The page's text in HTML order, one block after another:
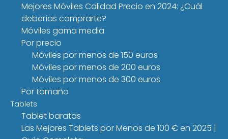
Mejores Móviles Calidad Precio en 2024: ¿Cuál
deberías comprarte?
Móviles gama media
Por precio
Móviles por menos de 150 euros
Móviles por menos de 200 euros
Móviles por menos de 300 euros
Por tamaño
Tablets
Tablet baratas
Las Mejores Tablets por Menos de 100 € en 2025 |